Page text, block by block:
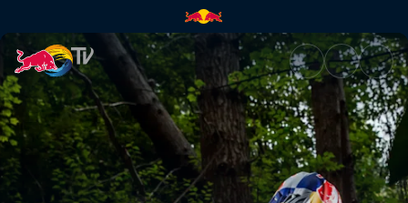
Loïc Bruni | Red Bull TV